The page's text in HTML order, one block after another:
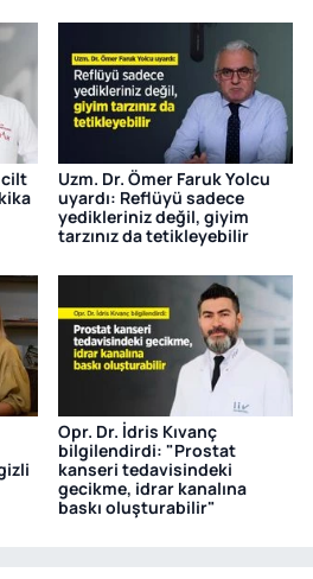
cilt
Uzm. Dr. Ömer Faruk Yolcu
uyardı: Reflüyü sadece
yedikleriniz değil, giyim
tarzınız da tetikleyebilir
Opr. Dr. İdris Kıvanç
bilgilendirdi: "Prostat
kanseri tedavisindeki
gecikme, idrar kanalına
baskı oluşturabilir"